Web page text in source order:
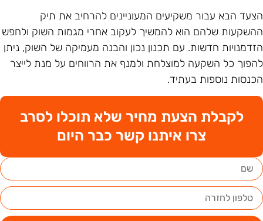
הבא עבור משקיעים המעוניינים להרחיב את תיק
שלהם הוא להמשיך לעקוב אחרי מגמות השוק ולחפש
חדשות. עם תכנון נכון והבנה מעמיקה של השוק, ניתן
כל השקעה למוצלחת ולמנף את הרווחים על מנת לייצר
נוספות בעתיד.
לקבלת הצעת מחיר שלא תוכלו לסרב
צרו איתנו קשר כבר היום